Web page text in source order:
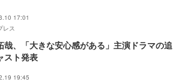
17:01
レス
哉、「大きな安心感がある」主演ドラマの追
スト発表
19:45